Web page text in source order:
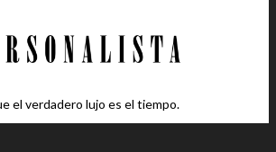
el verdadero lujo es el tiempo.